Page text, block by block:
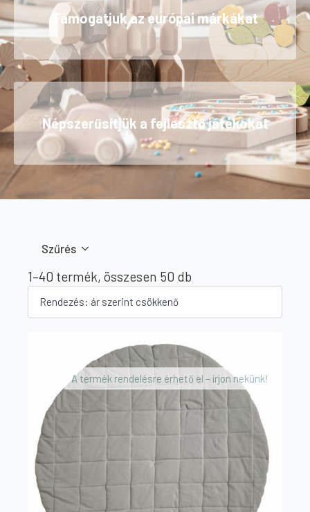
Támogatjuk az európai márkákat
Népszerűsítjük a fejlesztő játékokat
Szűrés
1–40 termék, összesen 50 db
to
low
A termék rendelésre érhető el – írjon nekünk!